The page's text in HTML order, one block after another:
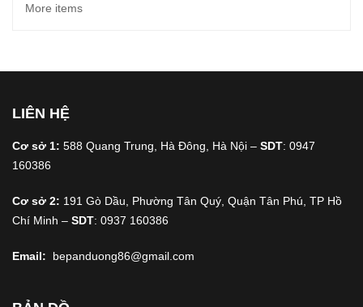
More items
LIÊN HỆ
Cơ sở 1: 588 Quang Trung, Hà Đông, Hà Nội – SDT: 0947
160386
Cơ sở 2: 191 Gò Dầu, Phường Tân Quý, Quận Tân Phú, TP Hồ
Chí Minh – SDT: 0937 160386
Email: bepanduong86@gmail.com